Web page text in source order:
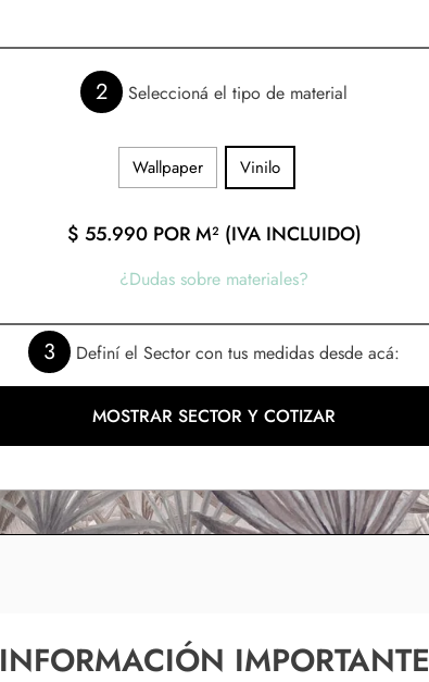
2 Seleccioná el tipo de material
Wallpaper Vinilo
$ 55.990POR M² (IVA INCLUIDO)
¿Dudas sobre materiales?
3 Definí el Sector con tus medidas desde acá:
MOSTRAR SECTOR Y COTIZAR
INFORMACIÓN IMPORTANTE